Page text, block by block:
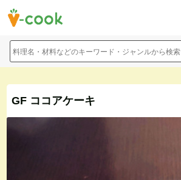
料理名・材料などのキーワード・ジャンルから検索
GF ココアケーキ